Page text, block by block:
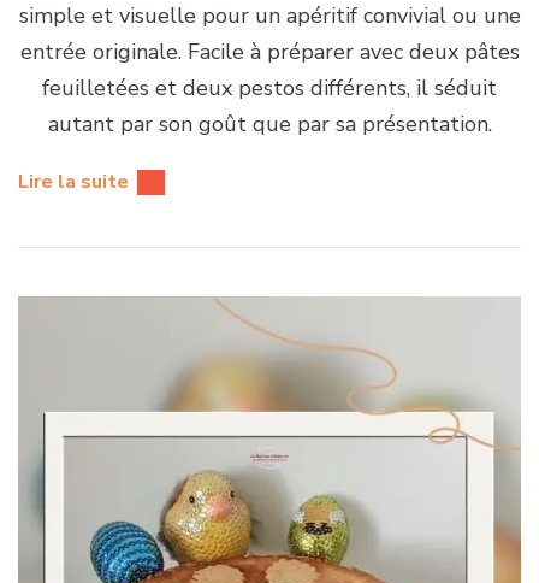
simple et visuelle pour un apéritif convivial ou une
entrée originale. Facile à préparer avec deux pâtes
feuilletées et deux pestos différents, il séduit
autant par son goût que par sa présentation.
Lire la suite